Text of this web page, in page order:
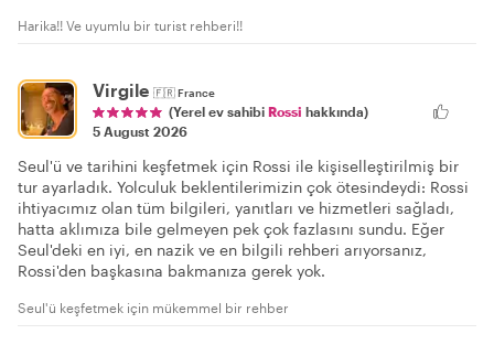
Harika!! Ve uyumlu bir turist rehberi!!
Virgile 🇫🇷France
(Yerel ev sahibi Rossi hakkında)
5 August 2026
Seul'ü ve tarihini keşfetmek için Rossi ile kişiselleştirilmiş bir
tur ayarladık. Yolculuk beklentilerimizin çok ötesindeydi: Rossi
ihtiyacımız olan tüm bilgileri, yanıtları ve hizmetleri sağladı,
hatta aklımıza bile gelmeyen pek çok fazlasını sundu. Eğer
Seul'deki en iyi, en nazik ve en bilgili rehberi arıyorsanız,
Rossi'den başkasına bakmanıza gerek yok.
Seul'ü keşfetmek için mükemmel bir rehber